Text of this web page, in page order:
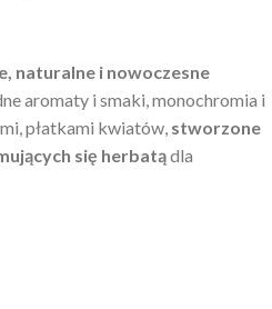
naturalne i nowoczesne
aromaty i smaki, monochromia i
płatkami kwiatów, stworzone
się herbatądla